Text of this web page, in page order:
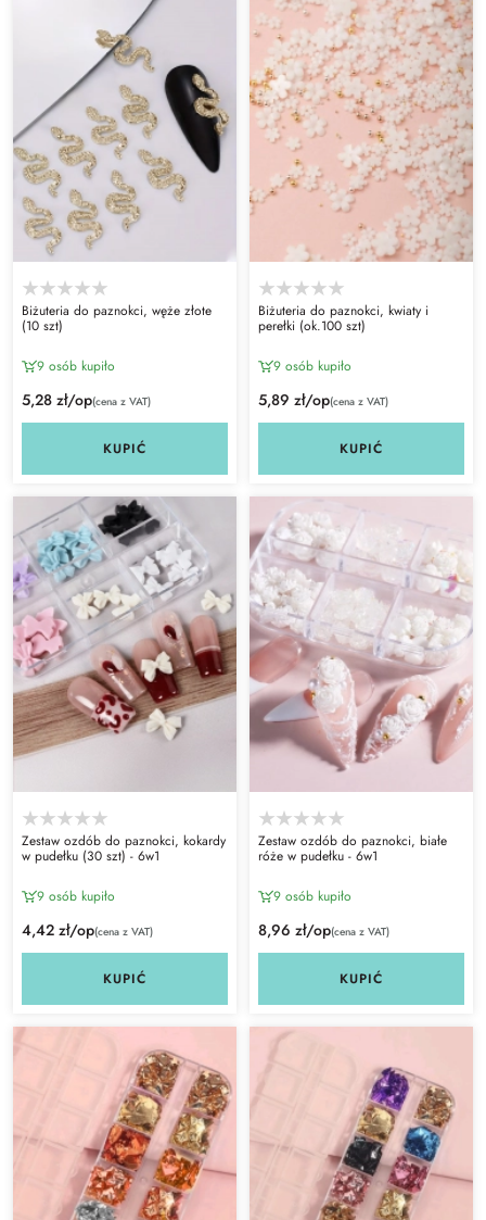
Biżuteria do paznokci, węże złote
(10 szt)
9 osób kupiło
5,28 zł/op(cena z VAT)
KUPIĆ
Biżuteria do paznokci, kwiaty i
perełki (ok.100 szt)
9 osób kupiło
5,89 zł/op(cena z VAT)
KUPIĆ
Zestaw ozdób do paznokci, kokardy
w pudełku (30 szt) - 6w1
9 osób kupiło
4,42 zł/op(cena z VAT)
KUPIĆ
Zestaw ozdób do paznokci, białe
róże w pudełku - 6w1
9 osób kupiło
8,96 zł/op(cena z VAT)
KUPIĆ